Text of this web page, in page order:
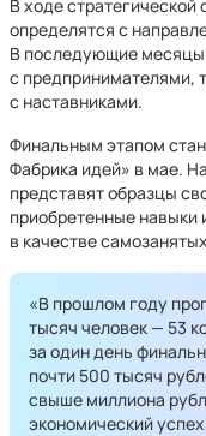
В ходе стратегической
определятся с
В последующие месяцы
с предпринимателями,
с наставниками.
Финальным этапом
Фабрика идей» в мае.
представят образцы
приобретенные навыки
в качестве
«В прошлом году
тысяч человек — 53
за один день
почти 500 тысяч
свыше миллиона
экономический